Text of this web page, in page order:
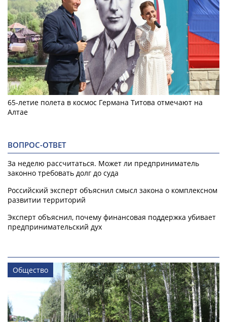
65-летие полета в космос Германа Титова отмечают на
Алтае
ВОПРОС-ОТВЕТ
За неделю рассчитаться. Может ли предприниматель
законно требовать долг до суда
Российский эксперт объяснил смысл закона о комплексном
развитии территорий
Эксперт объяснил, почему финансовая поддержка убивает
предпринимательский дух
Общество